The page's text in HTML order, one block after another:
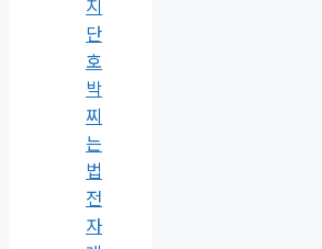
지
단
호
박
찌
는
법
전
자